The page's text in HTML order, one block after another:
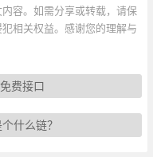
容。如需分享或转载，请保
相关权益。感谢您的理解与
费接口
什么链？